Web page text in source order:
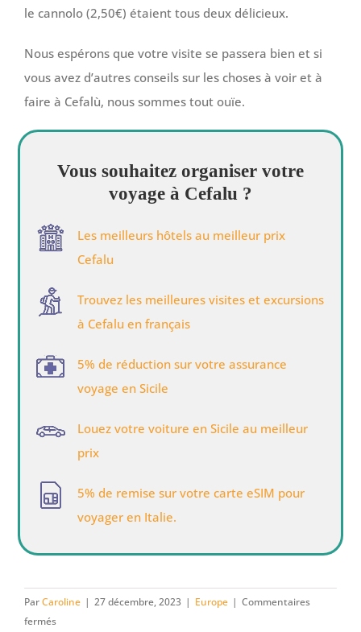
le cannolo (2,50€) étaient tous deux délicieux.
Nous espérons que votre visite se passera bien et si
vous avez d’autres conseils sur les choses à voir et à
faire à Cefalù, nous sommes tout ouïe.
Vous souhaitez organiser votre
voyage à Cefalu ?
Les meilleurs hôtels au meilleur prix
Cefalu
Trouvez les meilleures visites et excursions
à Cefalu en français
5% de réduction sur votre assurance
voyage en Sicile
Louez votre voiture en Sicile au meilleur
prix
5% de remise sur votre carte eSIM pour
voyager en Italie.
ParCaroline | 27 décembre, 2023 | Europe | Commentaires
ferméssur